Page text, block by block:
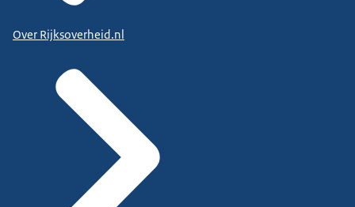
Over Rijksoverheid.nl